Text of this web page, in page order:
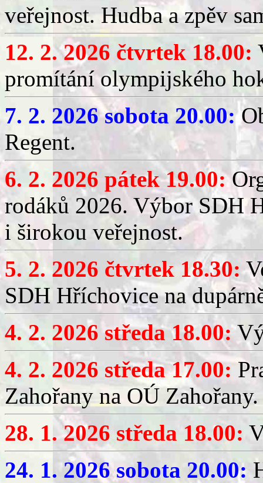
veřejnost. Hudba a zpěv
12. 2. 2026 čtvrtek 18.00:
promítání olympijského
7. 2. 2026 sobota 20.00:
Regent.
6. 2. 2026 pátek 19.00:
rodáků 2026. Výbor SDH
i širokou veřejnost.
5. 2. 2026 čtvrtek 18.30:
SDH Hříchovice na
4. 2. 2026 středa 18.00:
4. 2. 2026 středa 17.00:
Zahořany na OÚ Zahořany.
28. 1. 2026 středa 18.00:
24. 1. 2026 sobota 20.00: